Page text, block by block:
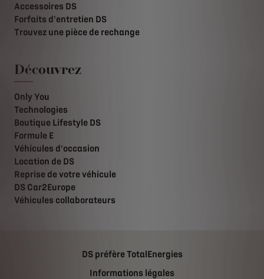
Accessoires DS
Forfaits d'entretien DS
Trouvez une pièce de rechange
Découvrez
Only You
Technologies
Boutique Lifestyle DS
Formule E
Véhicules d'occasion
Location de DS
Reprise de votre véhicule
DS Car2Europe
Véhicules collaborateurs
DS préfère TotalEnergies
Informations légales